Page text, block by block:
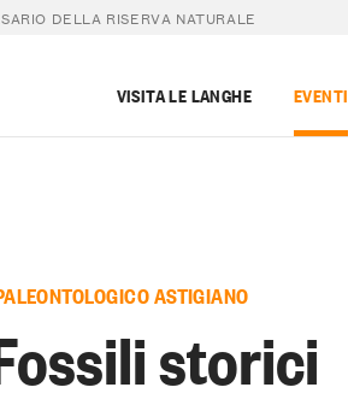
DELLA RISERVA NATURALE
VISITA LE LANGHE EVENTI
ASTIGIANO
storici